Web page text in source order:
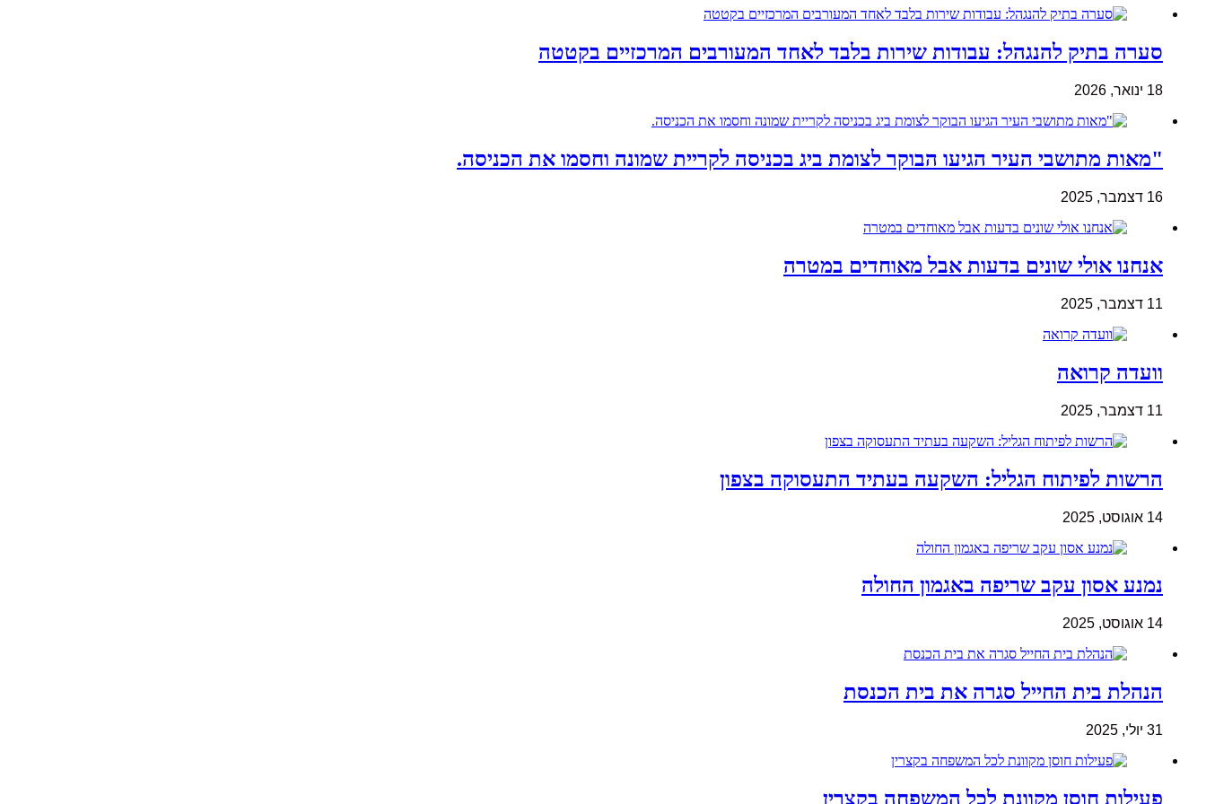
סערה בתיק להנגהל: עבודות שירות בלבד לאחד המעורבים המרכזיים בקטטה
18 ינואר, 2026
"מאות מתושבי העיר הגיעו הבוקר לצומת ביג בכניסה לקריית שמונה וחסמו את הכניסה.
16 דצמבר, 2025
אנחנו אולי שונים בדעות אבל מאוחדים במטרה
11 דצמבר, 2025
וועדה קרואה
11 דצמבר, 2025
הרשות לפיתוח הגליל: השקעה בעתיד התעסוקה בצפון
14 אוגוסט, 2025
נמנע אסון עקב שריפה באגמון החולה
14 אוגוסט, 2025
הנהלת בית החייל סגרה את בית הכנסת
31 יולי, 2025
פעילות חוסן מקוונת לכל המשפחה בקצרין